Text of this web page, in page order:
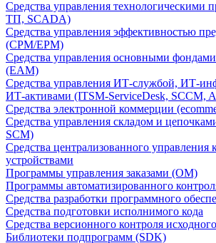
Средства управления технологическими
ТП, SCADA)
Средства управления эффективностью
(CPM/EPM)
Средства управления основными
(EAM)
Средства управления ИТ-службой, ИТ-
ИТ-активами (ITSM-ServiceDesk, SCCM,
Средства электронной коммерции
Средства управления складом и
SCM)
Средства централизованного управления
устройствами
Программы управления заказами (OM)
Программы автоматизированного
Средства разработки программного
Средства подготовки исполнимого кода
Средства версионного контроля
Библиотеки подпрограмм (SDK)